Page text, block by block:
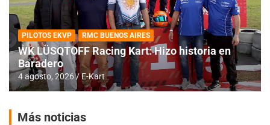
PILOTOS EKVP RMC BUENOS AIRES
WK LÜSQTOFF Racing Kart: Hizo historia en
Baradero
4 agosto, 2026 E-Kart
Más noticias